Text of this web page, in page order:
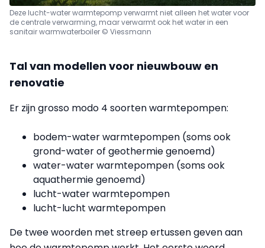
Deze lucht-water warmtepomp verwarmt niet alleen het water voor
de centrale verwarming, maar verwarmt ook het water in een
sanitair warmwaterboiler © Viessmann
Tal van modellen voor nieuwbouw en
renovatie
Er zijn grosso modo 4 soorten warmtepompen:
bodem-water warmtepompen (soms ook
grond-water of geothermie genoemd)
water-water warmtepompen (soms ook
aquathermie genoemd)
lucht-water warmtepompen
lucht-lucht warmtepompen
De twee woorden met streep ertussen geven aan